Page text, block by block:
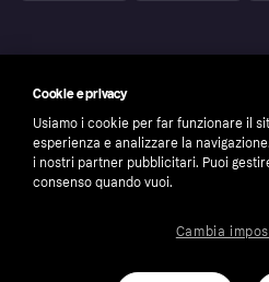
number: 556737-0431
Cookie e privacy
Usiamo i cookie per far funzionare il
esperienza e analizzare la
i nostri partner pubblicitari. Puoi
consenso quando vuoi.
Cambia